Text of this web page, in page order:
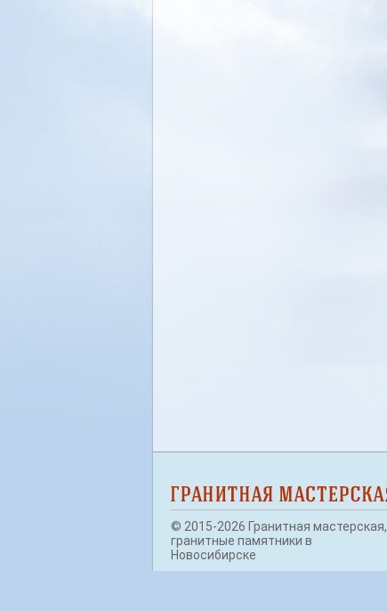
© 2015-2026 Гранитная мастерская,
гранитные памятники в
Новосибирске